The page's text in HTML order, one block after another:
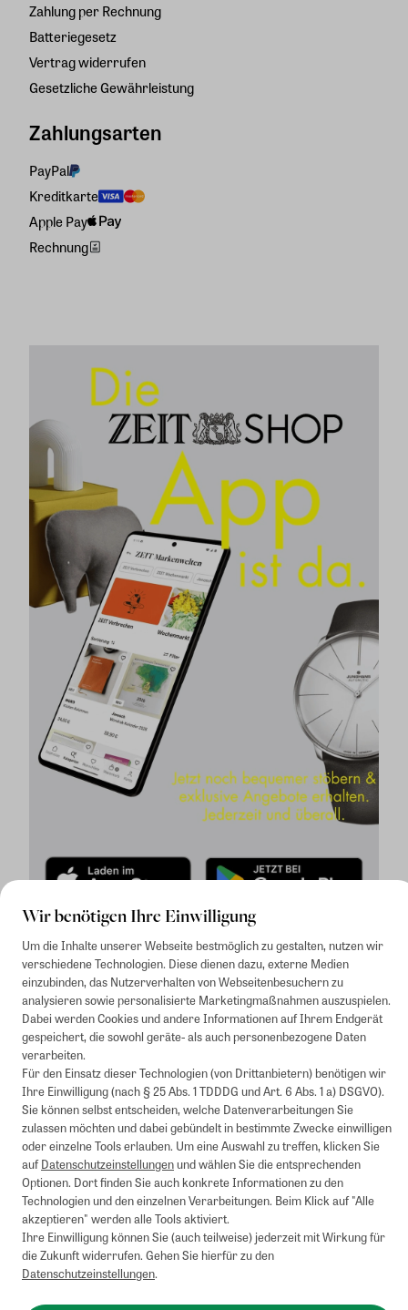
Wir benötigen Ihre Einwilligung
Um die Inhalte unserer Webseite bestmöglich zu gestalten, nutzen wir
verschiedene Technologien. Diese dienen dazu, externe Medien
einzubinden, das Nutzerverhalten von Webseitenbesuchern zu
analysieren sowie personalisierte Marketingmaßnahmen auszuspielen.
Dabei werden Cookies und andere Informationen auf Ihrem Endgerät
gespeichert, die sowohl geräte- als auch personenbezogene Daten
verarbeiten.
Für den Einsatz dieser Technologien (von Drittanbietern) benötigen wir
Ihre Einwilligung (nach § 25 Abs. 1 TDDDG und Art. 6 Abs. 1 a) DSGVO).
Sie können selbst entscheiden, welche Datenverarbeitungen Sie
zulassen möchten und dabei gebündelt in bestimmte Zwecke einwilligen
oder einzelne Tools erlauben. Um eine Auswahl zu treffen, klicken Sie
aufDatenschutzeinstellungenund wählen Sie die entsprechenden
Optionen. Dort finden Sie auch konkrete Informationen zu den
Technologien und den einzelnen Verarbeitungen. Beim Klick auf "Alle
akzeptieren" werden alle Tools aktiviert.
Ihre Einwilligung können Sie (auch teilweise) jederzeit mit Wirkung für
die Zukunft widerrufen. Gehen Sie hierfür zu den
Datenschutzeinstellungen.
Zahlung per Rechnung
Batteriegesetz
Vertrag widerrufen
Gesetzliche Gewährleistung
Zahlungsarten
PayPal
Kreditkarte
Apple Pay
Rechnung
1Mindestbestellwert von 50€. Nicht anwendbar auf Produkte, die der
Buchpreisbindung unterliegen, ZEIT-Akademie, e-Books. Keine
Barauszahlung möglich. Nicht mit weiteren Gutscheinen/Rabatten
kombinierbar.
Briefsendungen sind vom kostenlosen Rückversand ausgeschlossen.
Weitere Informationen zu Rücksendungen finden Sie hier
Alle Preise inkl. gesetzl. MwSt. zzgl. Versandkosten
Impressum
AGB
Instagram Pinterest